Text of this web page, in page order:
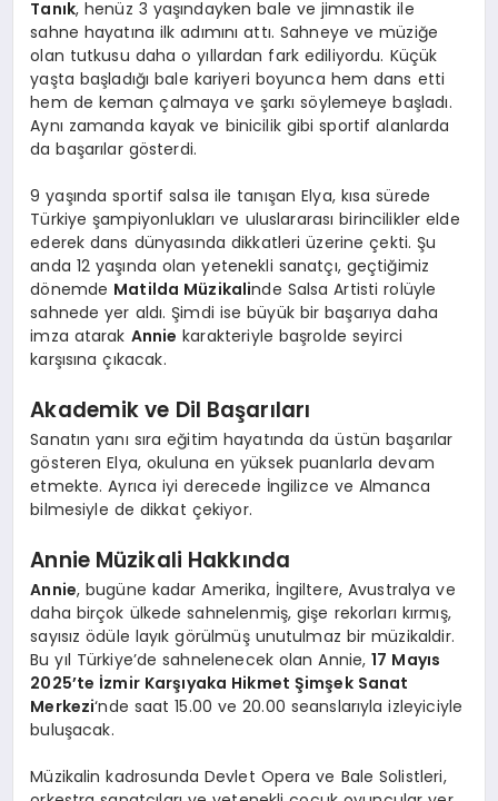
Tanık, henüz 3 yaşındayken bale ve jimnastik ile
sahne hayatına ilk adımını attı. Sahneye ve müziğe
olan tutkusu daha o yıllardan fark ediliyordu. Küçük
yaşta başladığı bale kariyeri boyunca hem dans etti
hem de keman çalmaya ve şarkı söylemeye başladı.
Aynı zamanda kayak ve binicilik gibi sportif alanlarda
da başarılar gösterdi.
9 yaşında sportif salsa ile tanışan Elya, kısa sürede
Türkiye şampiyonlukları ve uluslararası birincilikler elde
ederek dans dünyasında dikkatleri üzerine çekti. Şu
anda 12 yaşında olan yetenekli sanatçı, geçtiğimiz
dönemde Matilda Müzikalinde Salsa Artisti rolüyle
sahnede yer aldı. Şimdi ise büyük bir başarıya daha
imza atarak Annie karakteriyle başrolde seyirci
karşısına çıkacak.
Akademik ve Dil Başarıları
Sanatın yanı sıra eğitim hayatında da üstün başarılar
gösteren Elya, okuluna en yüksek puanlarla devam
etmekte. Ayrıca iyi derecede İngilizce ve Almanca
bilmesiyle de dikkat çekiyor.
Annie Müzikali Hakkında
Annie, bugüne kadar Amerika, İngiltere, Avustralya ve
daha birçok ülkede sahnelenmiş, gişe rekorları kırmış,
sayısız ödüle layık görülmüş unutulmaz bir müzikaldir.
Bu yıl Türkiye’de sahnelenecek olan Annie,17 Mayıs
2025’te İzmir Karşıyaka Hikmet Şimşek Sanat
Merkezi‘nde saat 15.00 ve 20.00 seanslarıyla izleyiciyle
buluşacak.
Müzikalin kadrosunda Devlet Opera ve Bale Solistleri,